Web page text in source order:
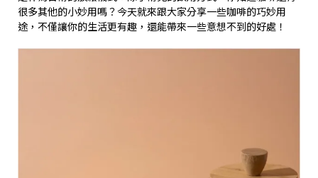
很多其他的小妙用嗎？今天就來跟大家分享一些咖啡的巧妙用
途，不僅讓你的生活更有趣，還能帶來一些意想不到的好處！